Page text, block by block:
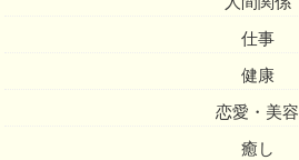
仕事
健康
恋愛・美容
癒し